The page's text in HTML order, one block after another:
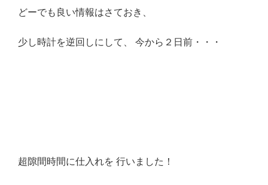
どーでも良い情報はさておき、
少し時計を逆回しにして、 今から２日前・・・
超隙間時間に仕入れを 行いました！